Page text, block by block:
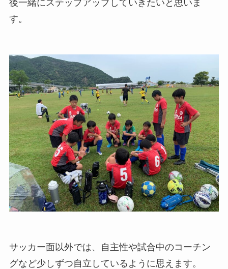
後一緒にステップアップしていきたいと思いま
す。
サッカー面以外では、自主性や試合中のコーチン
グなど少しずつ自立しているように思えます。